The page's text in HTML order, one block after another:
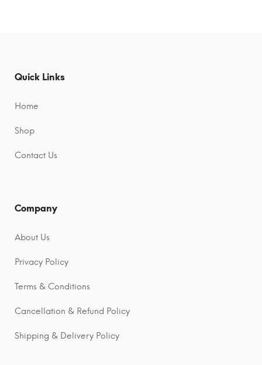
Quick Links
Home
Shop
Contact Us
Company
About Us
Privacy Policy
Terms & Conditions
Cancellation & Refund Policy
Shipping & Delivery Policy